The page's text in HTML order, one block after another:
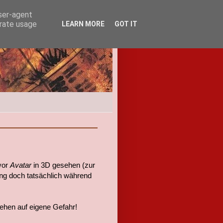
Avatarin 3D gesehen (zur
doch tatsächlich während
auf eigene Gefahr!
agent
usage
LEARN MORE GOT IT